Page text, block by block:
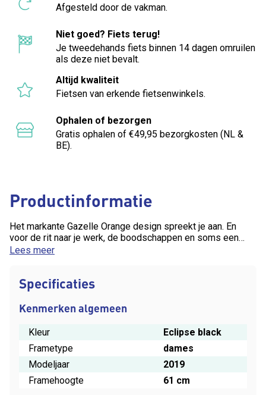
Productinformatie
Het markante Gazelle Orange design spreekt je aan. En
voor de rit naar je werk, de boodschappen en soms een
mooie fietstocht wil je een passend model. Met alle
Moeiteloos hanteerbaar door stabiel aluminium frame
Onderhoudsarm door automatische kettingspanner Verende
voorvork en zadelpen nemen alle oneffenheden op Het
design is in één oogopslag herkenbaar als Gazelle
Lees meer
Specificaties
Kenmerken algemeen
Kleur
Eclipse black
Frametype
dames
Modeljaar
2019
Framehoogte
61 cm
Afgesteld door de vakman.
Niet goed? Fiets terug!
Je tweedehands fiets binnen 14 dagen omruilen
als deze niet bevalt.
Altijd kwaliteit
Fietsen van erkende fietsenwinkels.
Ophalen of bezorgen
Gratis ophalen of €49,95 bezorgkosten (NL &
BE).